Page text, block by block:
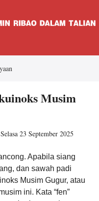
Musim
Selasa 23 September 2025
Apabila siang
dan sawah padi
Musim Gugur, atau
ini. Kata “fen”